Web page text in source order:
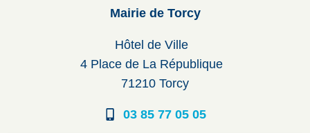
Mairie de Torcy
Hôtel de Ville
4 Place de La République
71210 Torcy
03 85 77 05 05